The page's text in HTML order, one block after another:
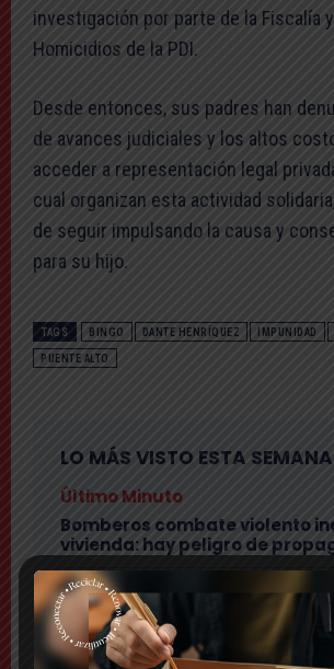
investigación por parte de la Fiscalía
Homicidios de la PDI.
Desde entonces, sus padres han
de avances judiciales y los altos
acceder a representación legal
cual organizan esta actividad
de seguir impulsando la causa y
para su hijo.
TAGS BINGO DANTE HENRÍQUEZ IMPUNIDAD
PUENTE ALTO
LO MÁS VISTO ESTA SEMANA
Último Minuto
Bomberos combate violento
vivienda: hay peligro de
Nacional
Lanzan plataforma para
«sospechosos»